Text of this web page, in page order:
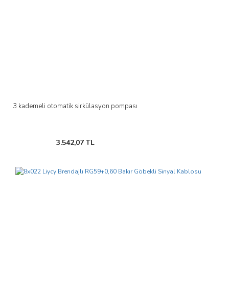
3 kademeli otomatik sirkülasyon pompası
3.542,07 TL